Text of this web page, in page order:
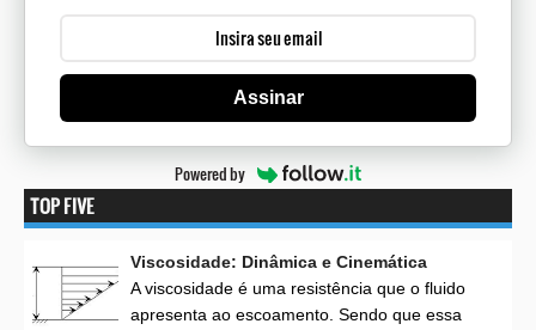
Assinar
Powered by
TOP FIVE
Viscosidade: Dinâmica e Cinemática
A viscosidade é uma resistência que o fluido
apresenta ao escoamento. Sendo que essa